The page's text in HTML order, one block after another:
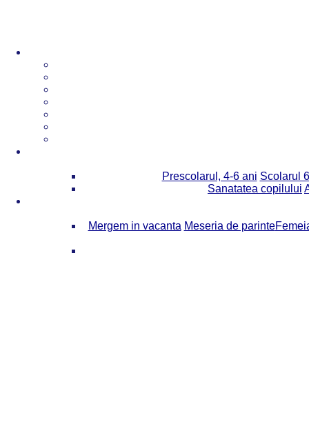
Prescolarul, 4-6 ani Scolarul
Sanatatea copilului
Mergem in vacanta Meseria de parinte